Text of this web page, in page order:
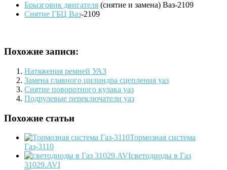
Брызговик двигателя (снятие и замена) Ваз-2109
Снятие ГБЦ Ваз-2109
Похожие записи:
Натяжения ремней УАЗ
Замена главного цилиндра сцепления уаз
Снятие поворотного кулака уаз
Подрулевые переключатели уаз
Похожие статьи
Тормозная система
Газ-3110
светодиоды в Газ
31029.AVI